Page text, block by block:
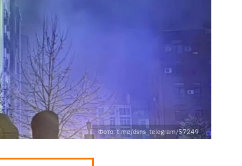
Фото: t.me/dsns_telegram/57249